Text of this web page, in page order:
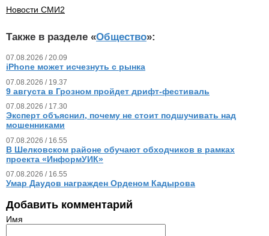
Новости СМИ2
Также в разделе «Общество»:
07.08.2026 / 20.09
iPhone может исчезнуть с рынка
07.08.2026 / 19.37
9 августа в Грозном пройдет дрифт-фестиваль
07.08.2026 / 17.30
Эксперт объяснил, почему не стоит подшучивать над
мошенниками
07.08.2026 / 16.55
В Шелковском районе обучают обходчиков в рамках
проекта «ИнформУИК»
07.08.2026 / 16.55
Умар Даудов награжден Орденом Кадырова
Добавить комментарий
Имя